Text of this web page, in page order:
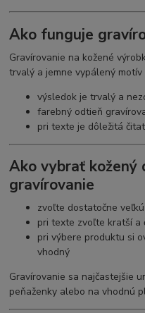
Ako funguje
Gravírovanie na kožené
trvalý a jemne vypálený
výsledok je trvalý a
farebný odtieň
pri texte je dôležitá
Ako vybrať kožený
gravírovanie
zvoľte dostatočne
pri texte zvoľte kratší a
pri výbere produktu si
vhodný
Gravírovanie sa najčastejšie
peňaženky alebo na vhodnú